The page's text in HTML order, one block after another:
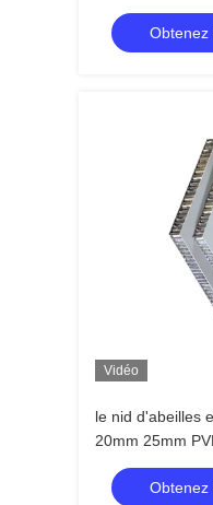
sembler pour
décorationObtenez
Vidéo
le nid d'abeilles
20mm 25mm
mur rideau
Obtenez